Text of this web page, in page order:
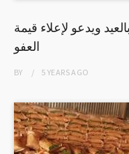
ويدعو لإعلاء قيمة
العفو
BY 5 YEARSAGO